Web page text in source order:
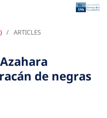
/ ARTICLES
de negras